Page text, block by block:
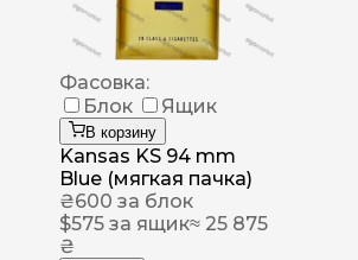
Фасовка:
Блок
Ящик
В корзину
Kansas KS 94 mm
Blue (мягкая пачка)
₴600 за блок
$575 за ящик≈ 25 875
₴